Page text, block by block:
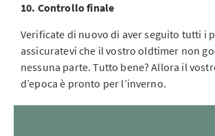
10. Controllo finale
Verificate di nuovo di aver seguito tutti i
assicuratevi che il vostro oldtimer non
nessuna parte. Tutto bene? Allora il
d’epoca è pronto per l’inverno.